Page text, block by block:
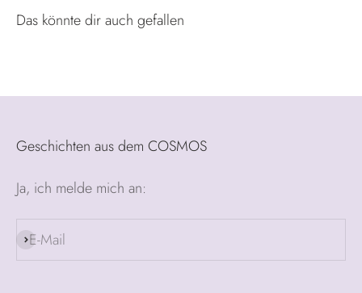
Geschichten aus dem COSMOS
Ja, ich melde mich an:
E-Mail
Abonnieren